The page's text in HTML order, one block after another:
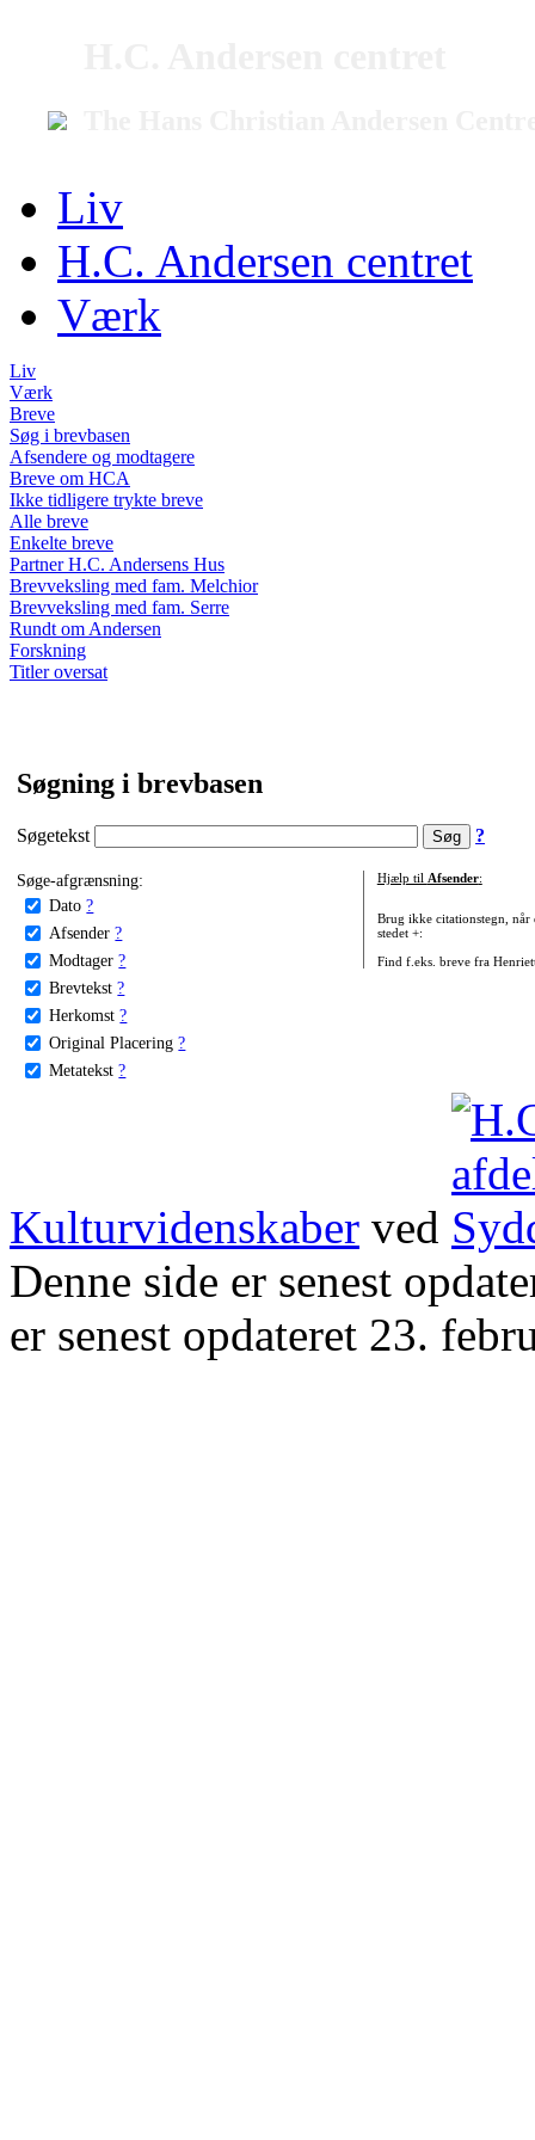
Liv
H.C. Andersen centret
Værk
Liv
Værk
Breve
Søg i brevbasen
Afsendere og modtagere
Breve om HCA
Ikke tidligere trykte breve
Alle breve
Enkelte breve
Partner H.C. Andersens Hus
Brevveksling med fam. Melchior
Brevveksling med fam. Serre
Rundt om Andersen
Forskning
Titler oversat
Søgning i brevbasen
Søgetekst ?
Søge-afgrænsning:
Dato ?
Afsender ?
Modtager ?
Brevtekst ?
Herkomst ?
Original Placering ?
Metatekst ?
Hjælp til Afsender:
Brug ikke citationstegn, når
stedet +:
Find f.eks. breve fra
Kulturvidenskaber ved
Denne side er senest
er senest opdateret 23.